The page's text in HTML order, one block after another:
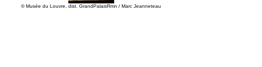
© Musée du Louvre, dist. GrandPalaisRmn / Marc Jeanneteau